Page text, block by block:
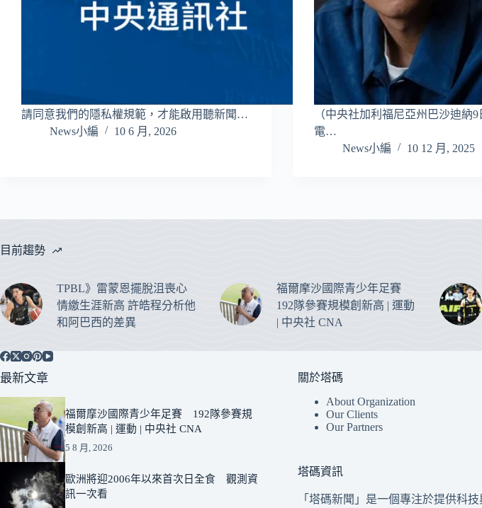
請同意我們的隱私權規範，才能啟用聽新聞…
News小編
10 6 月, 2026
（中央社加利福尼亞州巴沙迪納
電…
News小編
10 12 月, 2025
目前趨勢
TPBL》雷蒙恩擺脫沮喪心
情繳生涯新高 許皓程分析他
和阿巴西的差異
福爾摩沙國際青少年足賽
192隊參賽規模創新高 | 運動
| 中央社 CNA
最新文章
福爾摩沙國際青少年足賽 192隊參賽規
模創新高 | 運動 | 中央社 CNA
5 8 月, 2026
歐洲將迎2006年以來首次日全食 觀測資
訊一次看
關於塔碼
About Organization
Our Clients
Our Partners
塔碼資訊
「塔碼新聞」是一個專注於提供科